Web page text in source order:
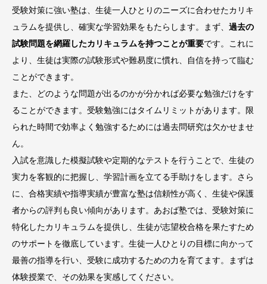
受験対策に強い塾は、生徒一人ひとりのニーズに合わせたカリキ
ュラムを提供し、確実な学習効果をもたらします。まず、 過去の
試験問題を網羅したカリキュラムを持つことが重要です。これに
より、生徒は実際の試験形式や難易度に慣れ、自信を持って臨む
ことができます。
また、どのような問題が出るのかが分かれば必要な勉強だけをす
ることができます。受験勉強にはタイムリミットがあります。限
られた時間で効率よく勉強するためには過去問研究は欠かせませ
ん。
入試を意識した模擬試験や定期的なテストを行うことで、生徒の
実力を客観的に把握し、学習計画を立てる手助けをします。さら
に、合格実績や指導実績が豊富な塾は信頼性が高く、生徒や保護
者からの評判も良い傾向があります。あおば塾では、受験対策に
特化したカリキュラムを提供し、生徒が志望校合格を果たすため
のサポートを徹底しています。生徒一人ひとりの目標に向かって
最善の指導を行い、受験に成功するための力を育てます。まずは
体験授業で、その効果を実感してください。